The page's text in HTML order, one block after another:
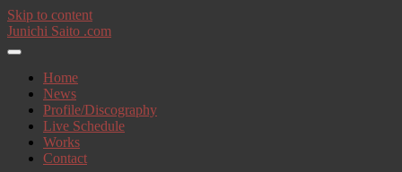
Skip to content
Junichi Saito .com
Home
News
Profile/Discography
Live Schedule
Works
Contact